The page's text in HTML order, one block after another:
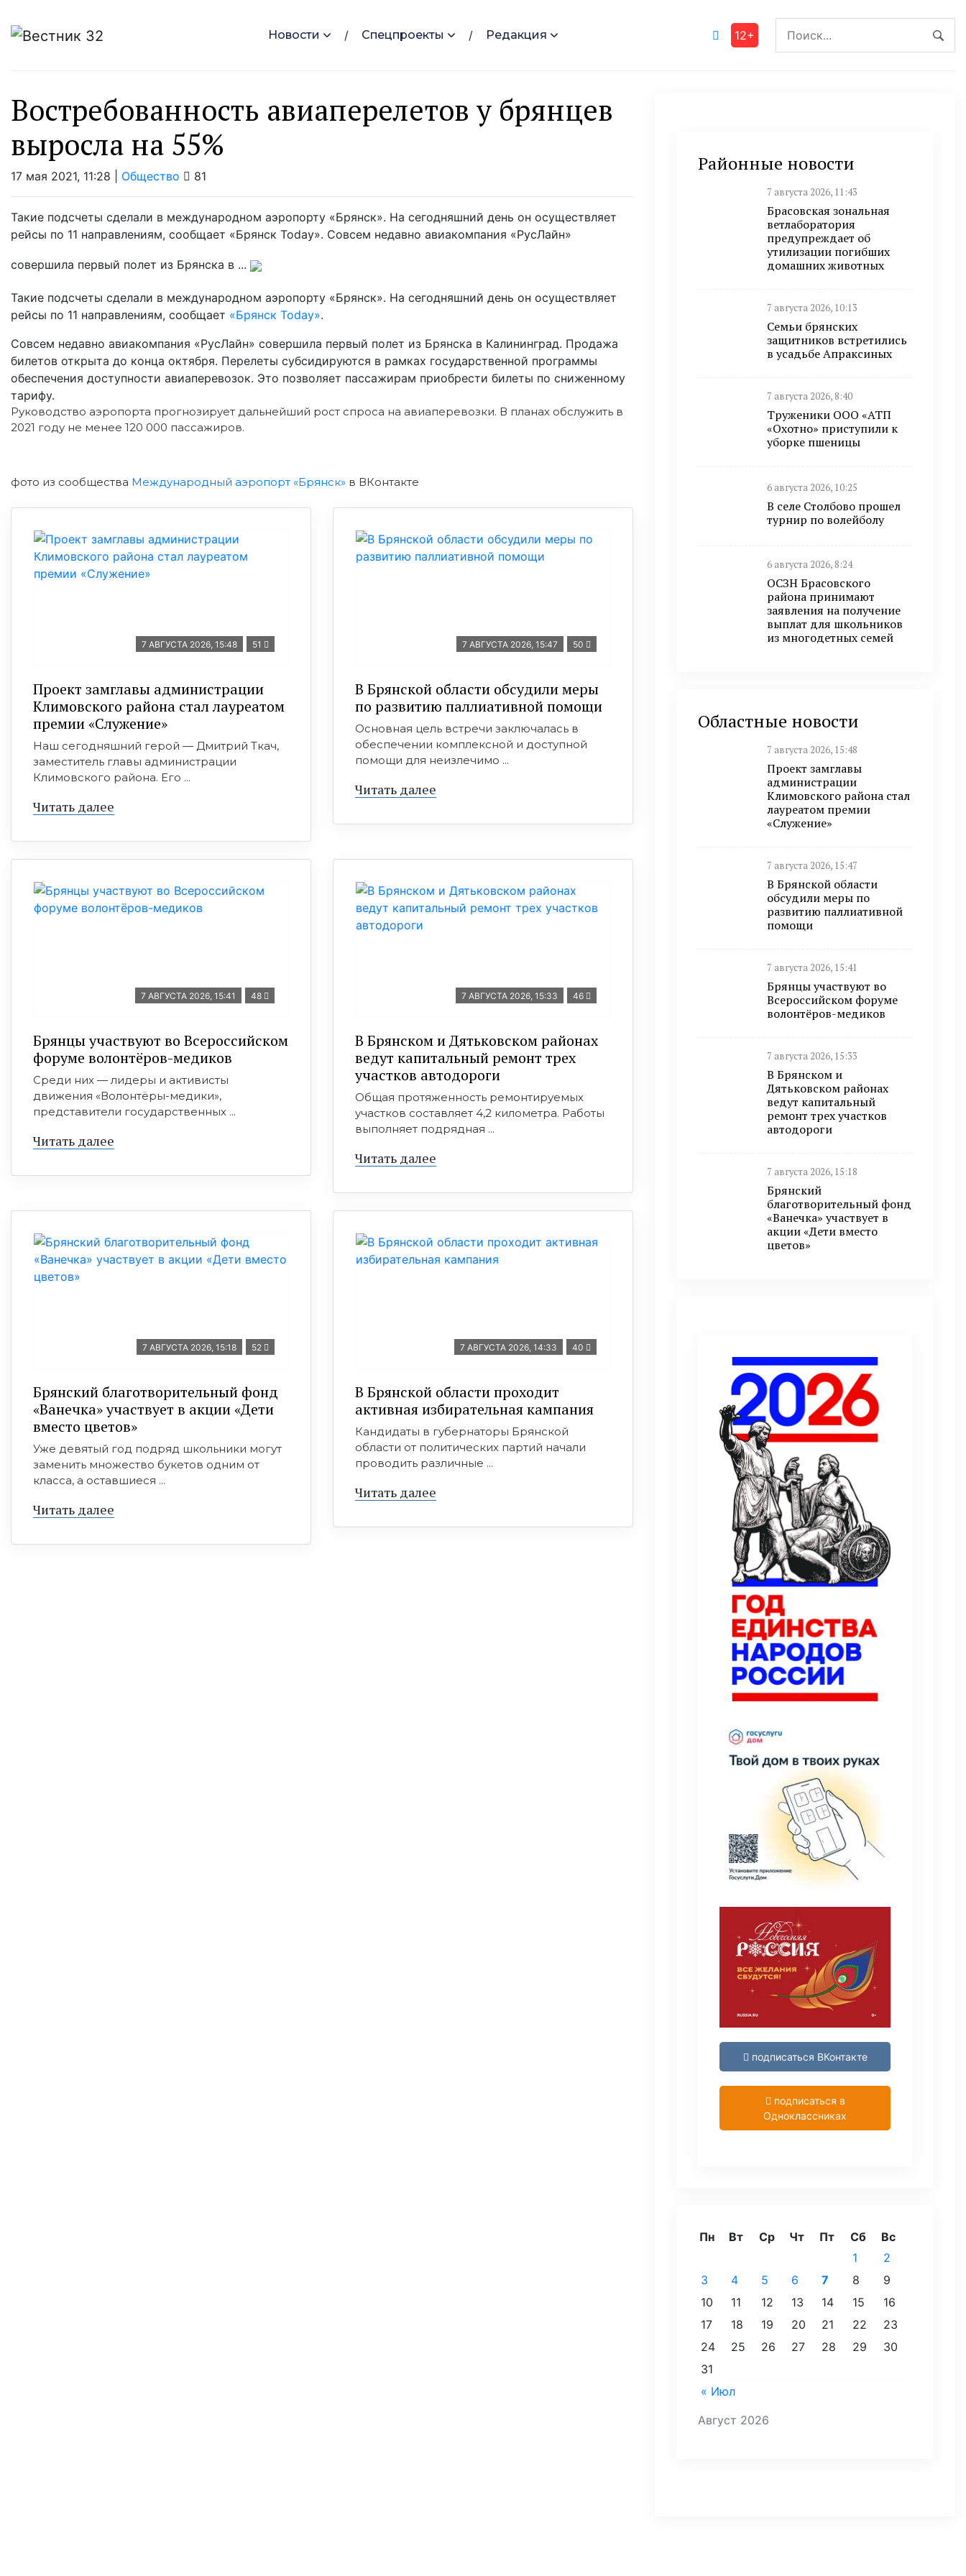
Новости Спецпроекты Редакция 12+
Востребованность авиаперелетов у брянцев
выросла на 55%
17 мая 2021, 11:28 | Общество 81
Такие подсчеты сделали в международном аэропорту «Брянск». На сегодняшний день он осуществляет
рейсы по 11 направлениям, сообщает «Брянск Today». Совсем недавно авиакомпания «РусЛайн»
совершила первый полет из Брянска в ...
Такие подсчеты сделали в международном аэропорту «Брянск». На сегодняшний день он осуществляет
рейсы по 11 направлениям, сообщает «Брянск Today».
Совсем недавно авиакомпания «РусЛайн» совершила первый полет из Брянска в Калининград. Продажа
билетов открыта до конца октября. Перелеты субсидируются в рамках государственной программы
обеспечения доступности авиаперевозок. Это позволяет пассажирам приобрести билеты по сниженному
тарифу.
Руководство аэропорта прогнозирует дальнейший рост спроса на авиаперевозки. В планах обслужить в
2021 году не менее 120 000 пассажиров.
фото из сообщества Международный аэропорт «Брянск» в ВКонтакте
7 АВГУСТА 2026, 15:48 51
Проект замглавы администрации
Климовского района стал лауреатом
премии «Служение»
Наш сегодняшний герой — Дмитрий Ткач,
заместитель главы администрации
Климовского района. Его ...
Читать далее
7 АВГУСТА 2026, 15:47 50
В Брянской области обсудили меры
по развитию паллиативной помощи
Основная цель встречи заключалась в
обеспечении комплексной и доступной
помощи для неизлечимо ...
Читать далее
7 АВГУСТА 2026, 15:41 48
Брянцы участвуют во Всероссийском
форуме волонтёров-медиков
Среди них — лидеры и активисты
движения «Волонтёры-медики»,
представители государственных ...
Читать далее
7 АВГУСТА 2026, 15:33 46
В Брянском и Дятьковском районах
ведут капитальный ремонт трех
участков автодороги
Общая протяженность ремонтируемых
участков составляет 4,2 километра. Работы
выполняет подрядная ...
Читать далее
7 АВГУСТА 2026, 15:18 52
Брянский благотворительный фонд
«Ванечка» участвует в акции «Дети
вместо цветов»
Уже девятый год подряд школьники могут
заменить множество букетов одним от
класса, а оставшиеся ...
Читать далее
7 АВГУСТА 2026, 14:33 40
В Брянской области проходит
активная избирательная кампания
Кандидаты в губернаторы Брянской
области от политических партий начали
проводить различные ...
Читать далее
Районные новости
7 августа 2026, 11:43
Брасовская зональная
ветлаборатория
предупреждает об
утилизации погибших
домашних животных
7 августа 2026, 10:13
Семьи брянских
защитников встретились
в усадьбе Апраксиных
7 августа 2026, 8:40
Труженики ООО «АТП
«Охотно» приступили к
уборке пшеницы
6 августа 2026, 10:25
В селе Столбово прошел
турнир по волейболу
6 августа 2026, 8:24
ОСЗН Брасовского
района принимают
заявления на получение
выплат для школьников
из многодетных семей
Областные новости
7 августа 2026, 15:48
Проект замглавы
администрации
Климовского района стал
лауреатом премии
«Служение»
7 августа 2026, 15:47
В Брянской области
обсудили меры по
развитию паллиативной
помощи
7 августа 2026, 15:41
Брянцы участвуют во
Всероссийском форуме
волонтёров-медиков
7 августа 2026, 15:33
В Брянском и
Дятьковском районах
ведут капитальный
ремонт трех участков
автодороги
7 августа 2026, 15:18
Брянский
благотворительный фонд
«Ванечка» участвует в
акции «Дети вместо
цветов»
подписаться ВКонтакте
подписаться в
Одноклассниках
Август 2026
Пн Вт Ср Чт Пт Сб Вс
« Июл
1
2
3
4 5 6 7 8
9
10
11 12 13 14 15
16
17
18 19 20 21 22
23
24
25 26 27 28 29
30
31